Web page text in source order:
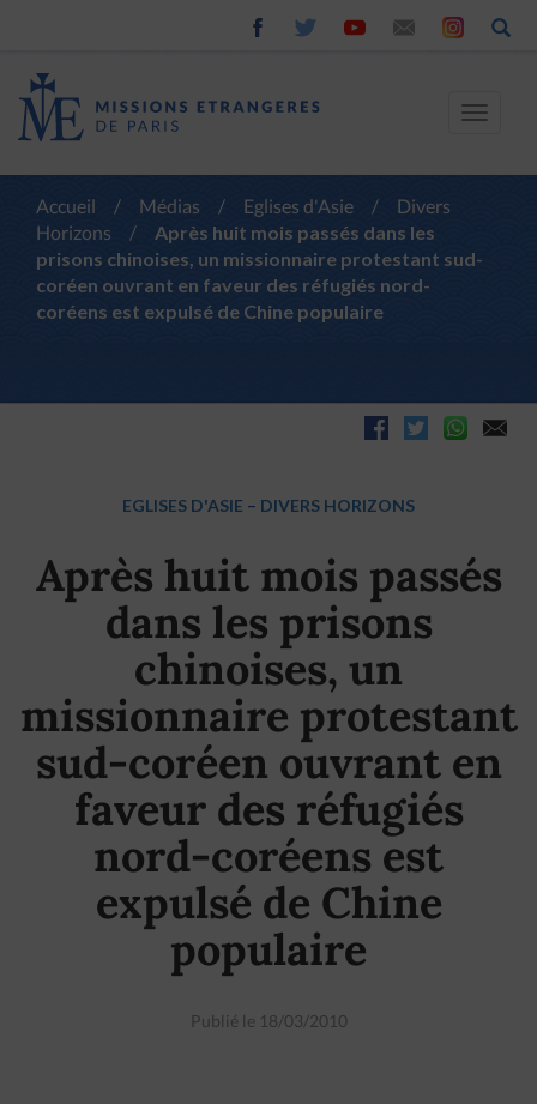
Toggle
Accueil / Médias / Eglises d'Asie /
Divers
Horizons
/
Après huit mois passés dans les
prisons chinoises, un missionnaire protestant sud-
coréen ouvrant en faveur des réfugiés nord-
coréens est expulsé de Chine populaire
EGLISES D'ASIE – DIVERS HORIZONS
Après huit mois passés
dans les prisons
chinoises, un
missionnaire protestant
sud-coréen ouvrant en
faveur des réfugiés
nord-coréens est
expulsé de Chine
populaire
Publié le 18/03/2010